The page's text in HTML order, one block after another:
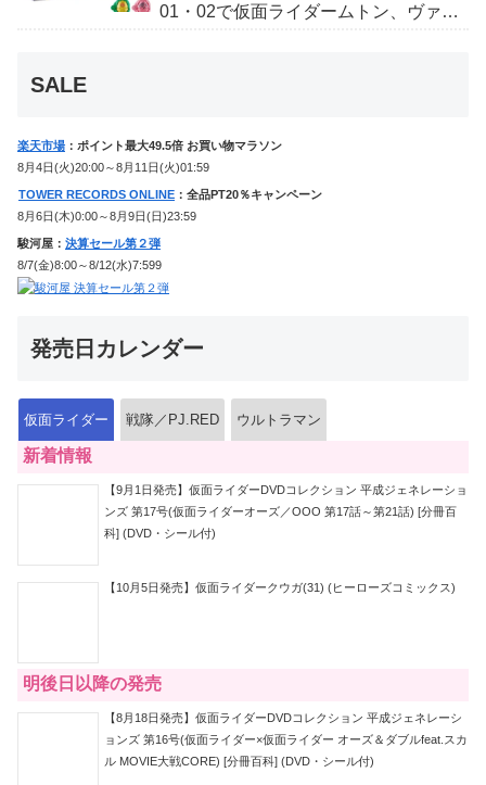
01・02で仮面ライダームトン、ヴァン
SALE
楽天市場 ：ポイント最大49.5倍 お買い物マラソン
8月4日(火)20:00～8月11日(火)01:59
TOWER RECORDS ONLINE ：全品PT20％キャンペーン
8月6日(木)0:00～8月9日(日)23:59
駿河屋： 決算セール第２弾
8/7(金)8:00～8/12(水)7:599
発売日カレンダー
仮面ライダー 戦隊／PJ.RED ウルトラマン
新着情報
【9月1日発売】仮面ライダーDVDコレクション 平成ジェネレーショ
ンズ 第17号(仮面ライダーオーズ／OOO 第17話～第21話) [分冊百
科] (DVD・シール付)
【10月5日発売】仮面ライダークウガ(31) (ヒーローズコミックス)
明後日以降の発売
【8月18日発売】仮面ライダーDVDコレクション 平成ジェネレーシ
ョンズ 第16号(仮面ライダー×仮面ライダー オーズ＆ダブルfeat.スカ
ル MOVIE大戦CORE) [分冊百科] (DVD・シール付)